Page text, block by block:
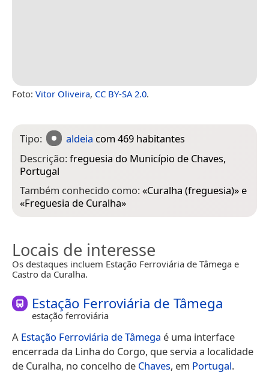
Foto: Vitor Oliveira, CC BY-SA 2.0.
Tipo: aldeia com 469 habitantes
Descrição:freguesia do Município de Chaves,
Portugal
Também conhecido como:«Curalha (freguesia)» e
«Freguesia de Curalha»
Locais de interesse
Os destaques incluem Estação Ferroviária de Tâmega e
Castro da Curalha.
Estação Ferroviária de Tâmega
estação ferroviária
A Estação Ferroviária de Tâmega é uma interface
encerrada da Linha do Corgo, que servia a localidade
de Curalha, no concelho de Chaves, em Portugal.